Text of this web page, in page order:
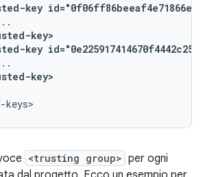
key
key>
key
key>
<trusting group> per ogni